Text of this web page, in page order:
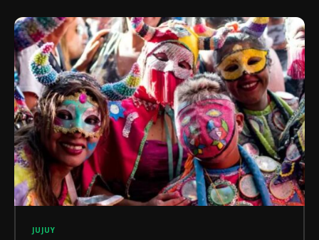
JUJUY